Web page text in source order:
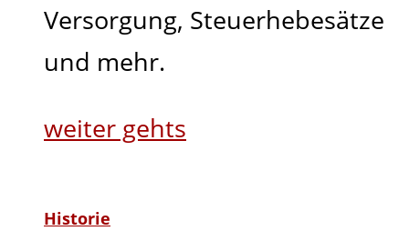
Versorgung, Steuerhebesätze
und mehr.
weiter gehts
Historie